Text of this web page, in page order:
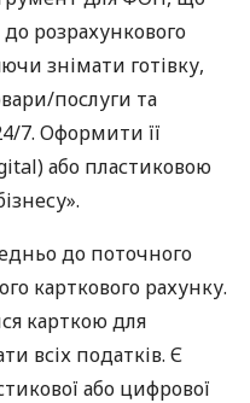
розрахункового
знімати готівку,
послуги та
7. Оформити її
або пластиковою
до поточного
карткового рахунку.
карткою для
всіх податків. Є
або цифрової